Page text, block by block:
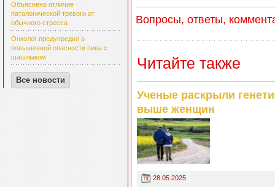
Объяснено отличие
патологической тревоги от
обычного стресса
Онколог предупредил о
повышенной опасности пива с
шашлыком
Все новости
Вопросы, ответы,
Читайте также
Ученые раскрыли
выше женщин
28.05.2025